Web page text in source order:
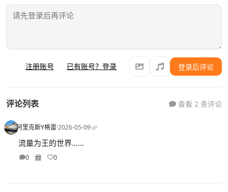
注册账号 已有账号？登录 登录后评论
评论列表 查看 2 条评论
阿里克斯Y格雷·2026-05-09·
流量为王的世界……
0 0